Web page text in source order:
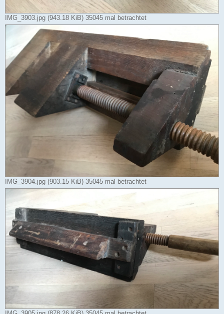
IMG_3903.jpg (943.18 KiB) 35045 mal betrachtet
IMG_3904.jpg (903.15 KiB) 35045 mal betrachtet